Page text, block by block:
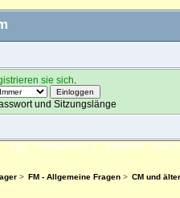
sie sich
und Sitzungslänge
FAQ FORENREGELN SPENDEN
> FM - Allgemeine Fragen> CM und